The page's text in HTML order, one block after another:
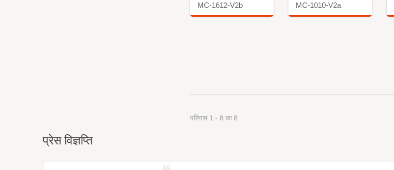
MC-1612-V2b MC-1010-V2a
परिणाम 1 - 8 का 8
प्रेस विज्ञप्ति